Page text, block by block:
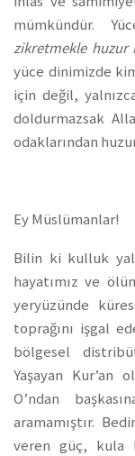
mümkündür.
zikretmekle huzur
yüce dinimizde
için değil,
doldurmazsak
odaklarından
Ey Müslümanlar!
Bilin ki kulluk
hayatımız ve
yeryüzünde
toprağını işgal
bölgesel
Yaşayan Kur’an
O’ndan
aramamıştır.
veren güç, kula